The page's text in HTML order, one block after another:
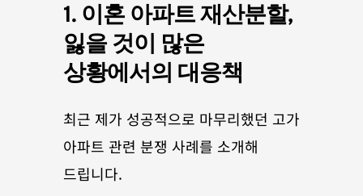
1. 이혼 아파트 재산분할,
잃을 것이 많은
상황에서의 대응책
최근 제가 성공적으로 마무리했던 고가
아파트 관련 분쟁 사례를 소개해
드립니다.